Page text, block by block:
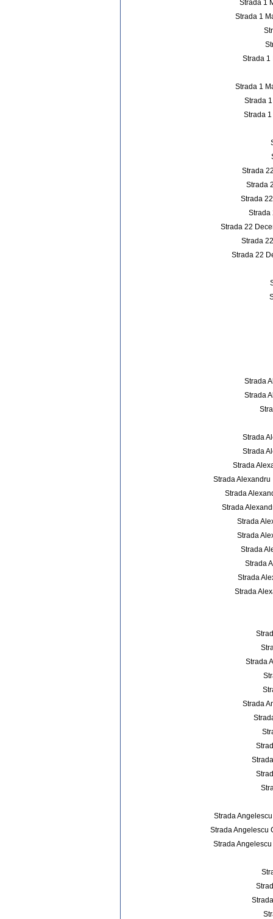
Strada 1
Strada 1
Strada 1
Strada 1
Strada
Strada
Strada
Strada
Strada
Strada
Strada 22
Strada
Strada 22
Strada
Strada
Strada
Strada
Strada
Strada Alexandru
Strada
Strada
Strada
Strada
Strada
Strada
Strada
Strada
Strada
Strada
Strada
Strada Angelescu
Strada